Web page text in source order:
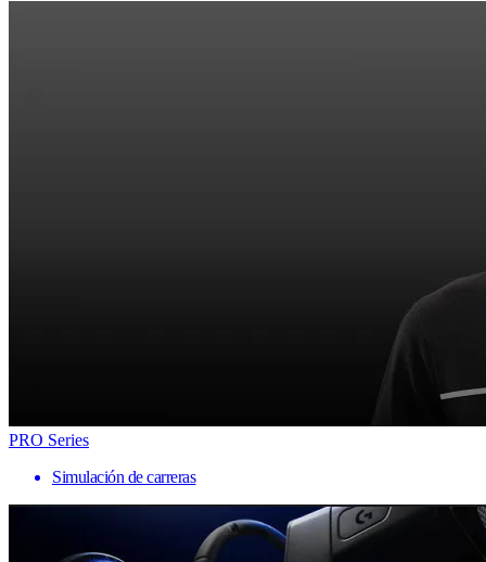
PRO Series
Simulación de carreras